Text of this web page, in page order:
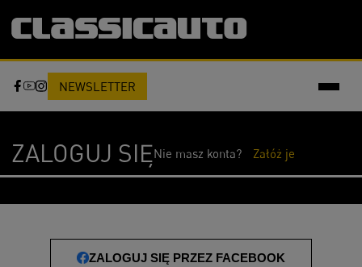
NEWSLETTER
ZALOGUJ SIĘNie masz konta? Załóż je
ZALOGUJ SIĘ PRZEZ FACEBOOK